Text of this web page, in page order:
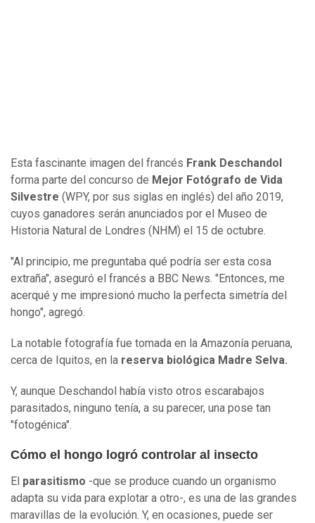
Esta fascinante imagen del francés Frank Deschandol
forma parte del concurso de Mejor Fotógrafo de Vida
Silvestre (WPY, por sus siglas en inglés) del año 2019,
cuyos ganadores serán anunciados por el Museo de
Historia Natural de Londres (NHM) el 15 de octubre.
"Al principio, me preguntaba qué podría ser esta cosa
extraña", aseguró el francés a BBC News. "Entonces, me
acerqué y me impresionó mucho la perfecta simetría del
hongo", agregó.
La notable fotografía fue tomada en la Amazonía peruana,
cerca de Iquitos, en la reserva biológica Madre Selva.
Y, aunque Deschandol había visto otros escarabajos
parasitados, ninguno tenía, a su parecer, una pose tan
"fotogénica".
Cómo el hongo logró controlar al insecto
El parasitismo -que se produce cuando un organismo
adapta su vida para explotar a otro-, es una de las grandes
maravillas de la evolución. Y, en ocasiones, puede ser